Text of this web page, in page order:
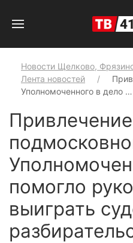
Новости Щелково,
Лента новостей
Уполномоченного в дело …
Привлечение
помогло
выиграть